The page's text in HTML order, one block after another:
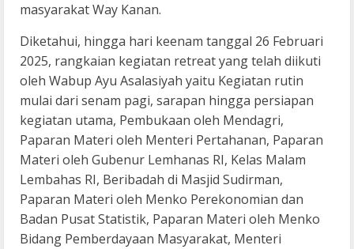
masyarakat Way Kanan.
Diketahui, hingga hari keenam tanggal 26 Februari
2025, rangkaian kegiatan retreat yang telah diikuti
oleh Wabup Ayu Asalasiyah yaitu Kegiatan rutin
mulai dari senam pagi, sarapan hingga persiapan
kegiatan utama, Pembukaan oleh Mendagri,
Paparan Materi oleh Menteri Pertahanan, Paparan
Materi oleh Gubenur Lemhanas RI, Kelas Malam
Lembahas RI, Beribadah di Masjid Sudirman,
Paparan Materi oleh Menko Perekonomian dan
Badan Pusat Statistik, Paparan Materi oleh Menko
Bidang Pemberdayaan Masyarakat, Menteri